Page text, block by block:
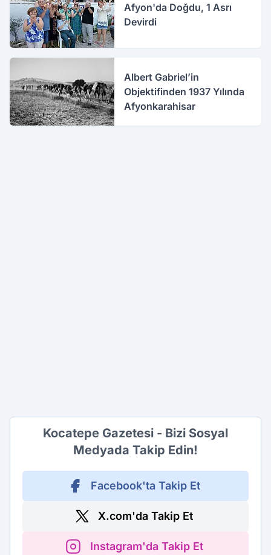
Afyon'da Doğdu, 1 Asrı
Devirdi
Albert Gabriel’in
Objektifinden 1937 Yılında
Afyonkarahisar
Kocatepe Gazetesi - Bizi Sosyal
Medyada Takip Edin!
Facebook'ta Takip Et
X.com'da Takip Et
Instagram'da Takip Et